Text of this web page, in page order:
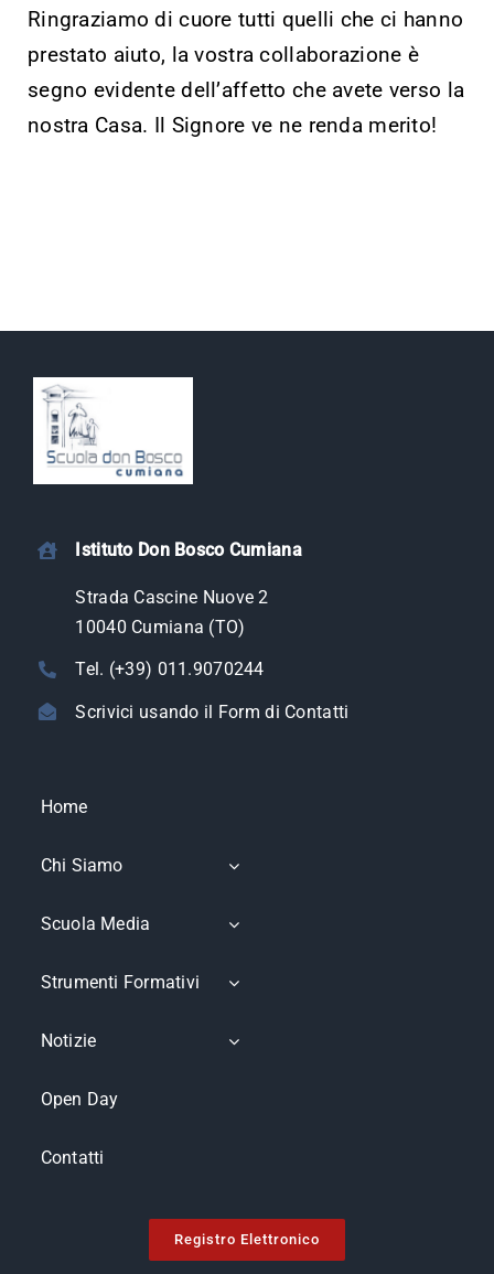
Ringraziamo di cuore tutti quelli che ci hanno
prestato aiuto, la vostra collaborazione è
segno evidente dell’affetto che avete verso la
nostra Casa. Il Signore ve ne renda merito!
Istituto Don Bosco Cumiana
Strada Cascine Nuove 2
10040 Cumiana (TO)
Tel. (+39) 011.9070244
Scrivici usando il Form di Contatti
Home
Chi Siamo
Scuola Media
Strumenti Formativi
Notizie
Open Day
Contatti
Registro Elettronico